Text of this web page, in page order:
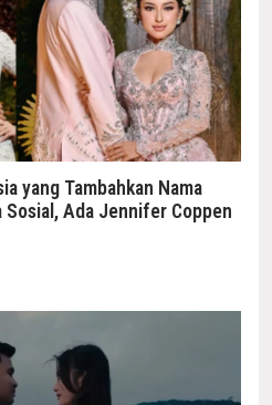
yang Tambahkan Nama
Sosial, Ada Jennifer Coppen